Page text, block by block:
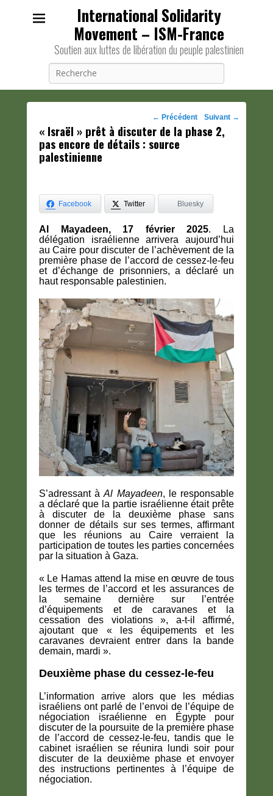
International Solidarity
Movement – ISM-France
Soutien aux luttes de libération du peuple palestinien
Navigation
des
← Précédent Suivant →
« Israël » prêt à discuter de la phase 2,
pas encore de détails : source
palestinienne
Facebook Twitter Bluesky
Al Mayadeen, 17 février 2025. La
délégation israélienne arrivera aujourd’hui
au Caire pour discuter de l’achèvement de la
première phase de l’accord de cessez-le-feu
et d’échange de prisonniers, a déclaré un
haut responsable palestinien.
S’adressant àAl Mayadeen, le responsable
a déclaré que la partie israélienne était prête
à discuter de la deuxième phase sans
donner de détails sur ses termes, affirmant
que les réunions au Caire verraient la
participation de toutes les parties concernées
par la situation à Gaza.
« Le Hamas attend la mise en œuvre de tous
les termes de l’accord et les assurances de
la semaine dernière sur l’entrée
d’équipements et de caravanes et la
cessation des violations », a-t-il affirmé,
ajoutant que « les équipements et les
caravanes devraient entrer dans la bande
demain, mardi ».
Deuxième phase du cessez-le-feu
L’information arrive alors que les médias
israéliens ont parlé de l’envoi de l’équipe de
négociation israélienne en Égypte pour
discuter de la poursuite de la première phase
de l’accord de cessez-le-feu, tandis que le
cabinet israélien se réunira lundi soir pour
discuter de la deuxième phase et envoyer
des instructions pertinentes à l’équipe de
négociation.